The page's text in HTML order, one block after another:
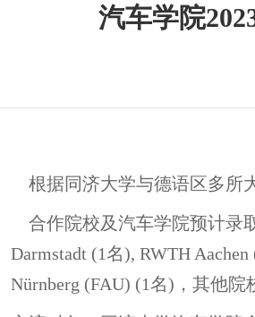
汽车学院
根据同济大学与德语区多所
合作院校及汽车学院预计录
Darmstadt (1名), RWTH
Nürnberg (FAU) (1名)，其他院